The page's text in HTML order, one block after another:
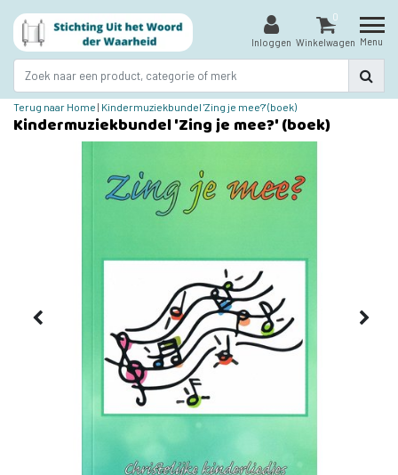
Inloggen
0
Winkelwagen Menu
Terug naar Home | Kindermuziekbundel 'Zing je mee?' (boek)
Kindermuziekbundel 'Zing je mee?' (boek)